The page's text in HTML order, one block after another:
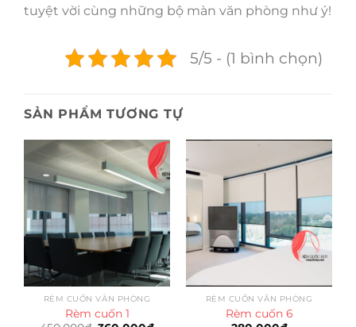
tuyệt vời cùng những bộ màn văn phòng như ý!
5/5 - (1 bình chọn)
SẢN PHẨM TƯƠNG TỰ
RÈM CUỐN VĂN PHÒNG
Rèm cuốn 1
RÈM CUỐN VĂN PHÒNG
Rèm cuốn 6